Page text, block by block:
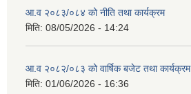
आ.व २०८३/०८४ को नीति तथा कार्यक्रम
मिति: 08/05/2026 - 14:24
आ.व २०८२/०८३ को वार्षिक बजेट तथा कार्यक्रम
मिति: 01/06/2026 - 16:36